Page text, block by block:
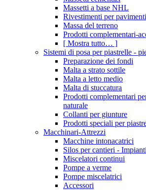
Massetti a base NHL
Rivestimenti per pavimenti
Massa del terreno
Prodotti complementari-
[ Mostra tutto… ]
Sistemi di posa per piastrelle -
Preparazione dei fondi
Malta a strato sottile
Malta a letto medio
Malta di stuccatura
Prodotti complementari
naturale
Collanti per giunture
Prodotti speciali per
Macchinari-Attrezzi
Macchine intonacatrici
Silos per cantieri -
Miscelatori continui
Pompe a verme
Pompe miscelatrici
Accessori